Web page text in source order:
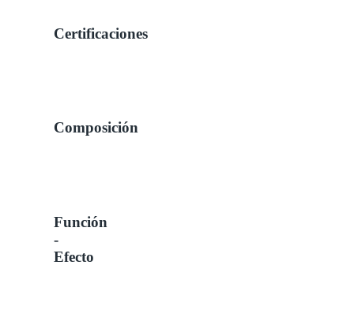
Certificaciones
Composición
Función
-
Efecto